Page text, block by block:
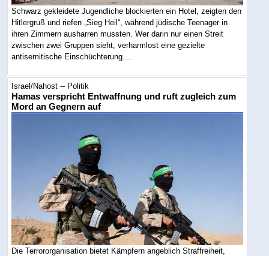
Schwarz gekleidete Jugendliche blockierten ein Hotel, zeigten den
Hitlergruß und riefen „Sieg Heil“, während jüdische Teenager in
ihren Zimmern ausharren mussten. Wer darin nur einen Streit
zwischen zwei Gruppen sieht, verharmlost eine gezielte
antisemitische Einschüchterung....
Israel/Nahost -- Politik
Hamas verspricht Entwaffnung und ruft zugleich zum
Mord an Gegnern auf
Die Terrororganisation bietet Kämpfern angeblich Straffreiheit,